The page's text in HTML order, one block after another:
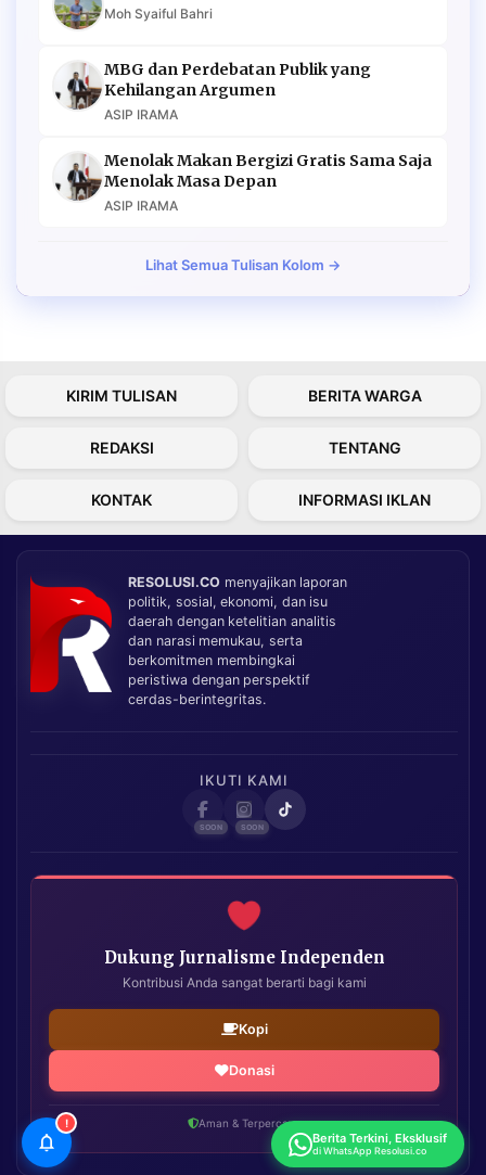
Moh Syaiful Bahri
MBG dan Perdebatan Publik yang
Kehilangan Argumen
ASIP IRAMA
Menolak Makan Bergizi Gratis Sama Saja
Menolak Masa Depan
ASIP IRAMA
Lihat Semua Tulisan Kolom →
KIRIM TULISAN BERITA WARGA
REDAKSI TENTANG
KONTAK INFORMASI IKLAN
RESOLUSI.CO menyajikan laporan
politik, sosial, ekonomi, dan isu
daerah dengan ketelitian analitis
dan narasi memukau, serta
berkomitmen membingkai
peristiwa dengan perspektif
cerdas-berintegritas.
IKUTI KAMI
Dukung Jurnalisme Independen
Kontribusi Anda sangat berarti bagi kami
Kopi
Donasi
Aman & Terpercaya
!
Berita Terkini, Eksklusif
di WhatsApp Resolusi.co